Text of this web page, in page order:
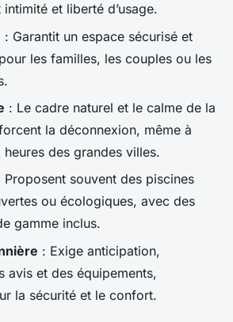
et liberté d’usage.
: Garantit un espace sécurisé et
les familles, les couples ou les
: Le cadre naturel et le calme de la
la déconnexion, même à
des grandes villes.
Proposent souvent des piscines
ou écologiques, avec des
gamme inclus.
: Exige anticipation,
avis et des équipements,
la sécurité et le confort.